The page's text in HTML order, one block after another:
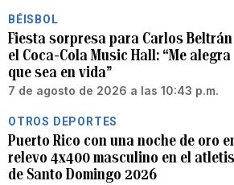
BÉISBOL
Fiesta sorpresa para Carlos Beltrán
el Coca-Cola Music Hall: “Me alegra
que sea en vida”
7 de agosto de 2026 a las 10:43 p.m.
OTROS DEPORTES
Puerto Rico con una noche de oro
relevo 4x400 masculino en el
de Santo Domingo 2026